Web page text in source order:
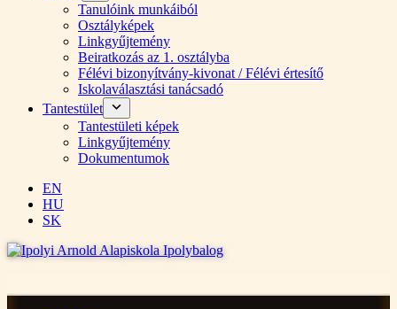
Tanulóink munkáiból
Osztályképek
Linkgyűjtemény
Beiratkozás az 1. osztályba
Félévi bizonyítvány-kivonat / Félévi értesítő
Iskolaválasztási tanácsadó
Tantestület
Tantestületi képek
Linkgyűjtemény
Dokumentumok
EN
HU
SK